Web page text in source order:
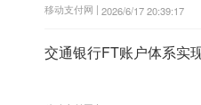
移动支付网 | 2026/6/17 20:39:17
交通银行FT账户体系实